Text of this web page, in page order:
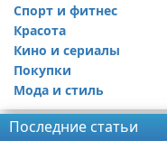
Спорт и фитнес
Красота
Кино и сериалы
Покупки
Мода и стиль
Последние статьи